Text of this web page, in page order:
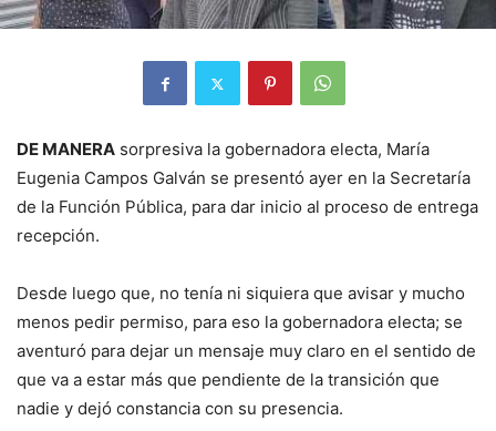
DE MANERA sorpresiva la gobernadora electa, María
Eugenia Campos Galván se presentó ayer en la Secretaría
de la Función Pública, para dar inicio al proceso de entrega
recepción.
Desde luego que, no tenía ni siquiera que avisar y mucho
menos pedir permiso, para eso la gobernadora electa; se
aventuró para dejar un mensaje muy claro en el sentido de
que va a estar más que pendiente de la transición que
nadie y dejó constancia con su presencia.